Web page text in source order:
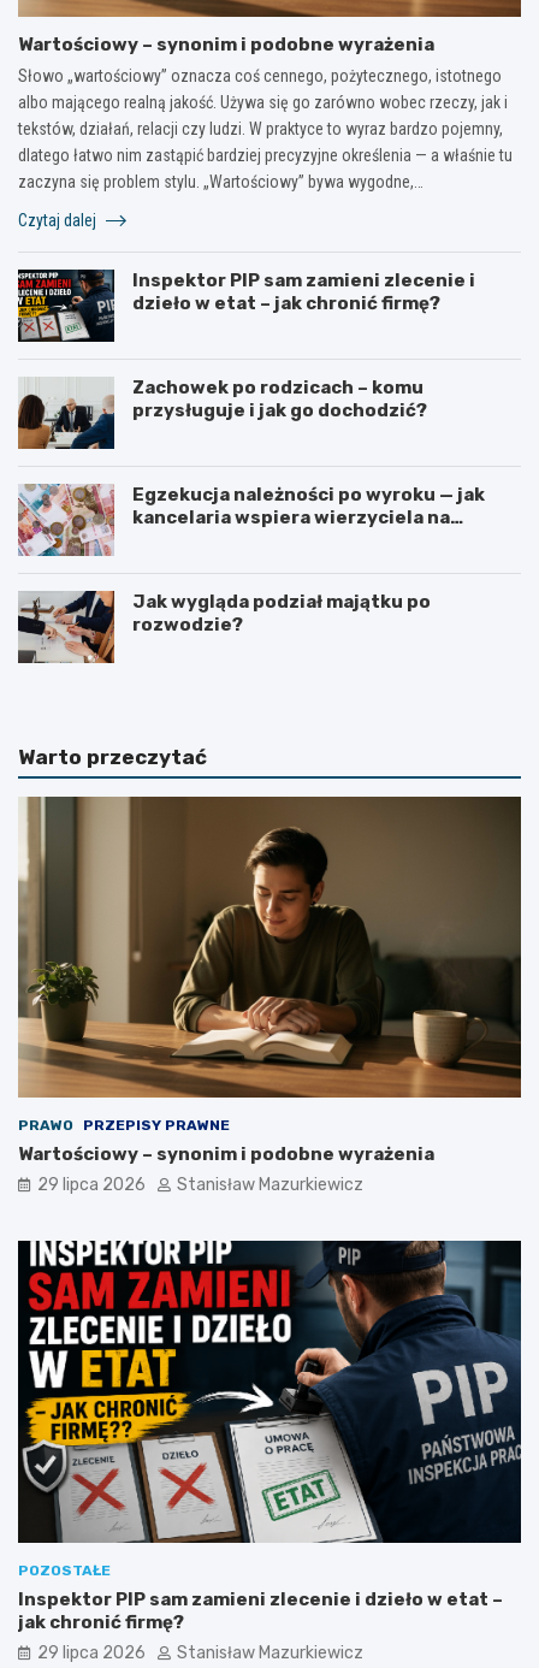
Wartościowy – synonim i podobne wyrażenia
Słowo „wartościowy” oznacza coś cennego, pożytecznego, istotnego
albo mającego realną jakość. Używa się go zarówno wobec rzeczy, jak i
tekstów, działań, relacji czy ludzi. W praktyce to wyraz bardzo pojemny,
dlatego łatwo nim zastąpić bardziej precyzyjne określenia — a właśnie tu
zaczyna się problem stylu. „Wartościowy” bywa wygodne,…
Czytaj dalej
Inspektor PIP sam zamieni zlecenie i
dzieło w etat – jak chronić firmę?
Zachowek po rodzicach – komu
przysługuje i jak go dochodzić?
Egzekucja należności po wyroku — jak
kancelaria wspiera wierzyciela na
Jak wygląda podział majątku po
rozwodzie?
Warto przeczytać
PRAWO PRZEPISY PRAWNE
Wartościowy – synonim i podobne wyrażenia
29 lipca 2026 Stanisław Mazurkiewicz
POZOSTAŁE
Inspektor PIP sam zamieni zlecenie i dzieło w etat –
jak chronić firmę?
29 lipca 2026 Stanisław Mazurkiewicz